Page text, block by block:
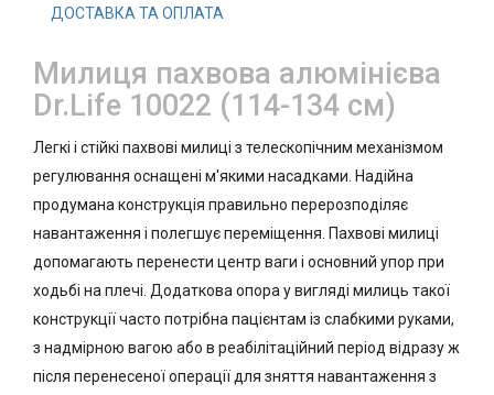
ДОСТАВКА ТА ОПЛАТА
Милиця пахвова алюмінієва
Dr.Life 10022 (114-134 см)
Легкі і стійкі пахвові милиці з телескопічним механізмом
регулювання оснащені м'якими насадками. Надійна
продумана конструкція правильно перерозподіляє
навантаження і полегшує переміщення. Пахвові милиці
допомагають перенести центр ваги і основний упор при
ходьбі на плечі. Додаткова опора у вигляді милиць такої
конструкції часто потрібна пацієнтам із слабкими руками,
з надмірною вагою або в реабілітаційний період відразу ж
після перенесеної операції для зняття навантаження з